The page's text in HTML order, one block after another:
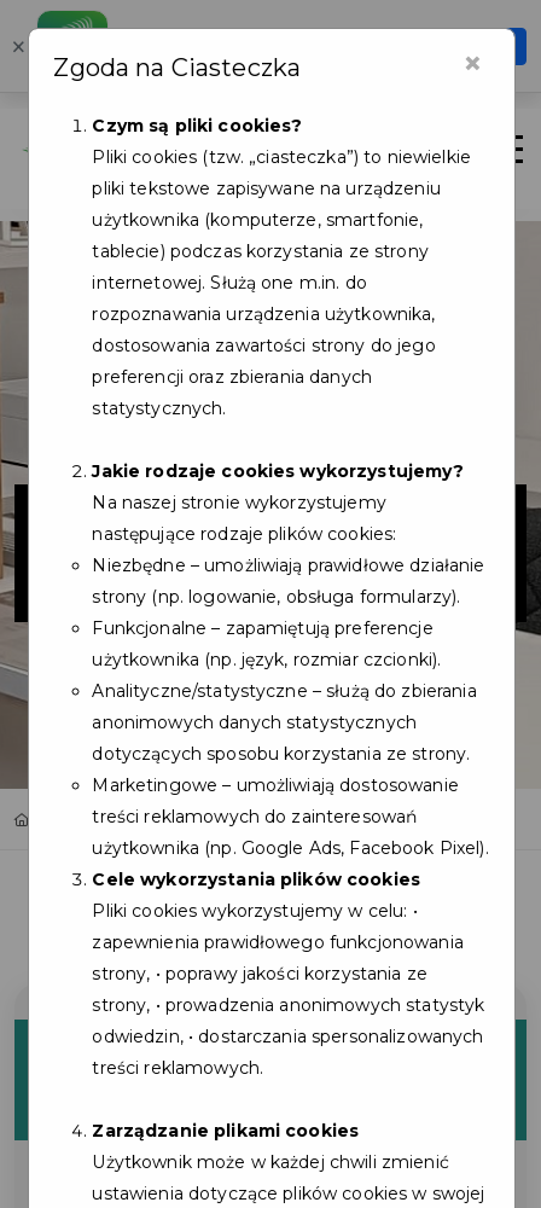
× Karta Mieszkańca
Szybciej, wygodniej, zawsze pod ręką
Zaloguj
Optyk Plus
Pogórze
Oferty Optyk Plus Pogórze
15%
ZNIŻKI
Na zakup okularów korekcyjnych
×
Zgoda na Ciasteczka
Czym są pliki cookies?
Pliki cookies (tzw. „ciasteczka”) to niewielkie
pliki tekstowe zapisywane na urządzeniu
użytkownika (komputerze, smartfonie,
tablecie) podczas korzystania ze strony
internetowej. Służą one m.in. do
rozpoznawania urządzenia użytkownika,
dostosowania zawartości strony do jego
preferencji oraz zbierania danych
statystycznych.
Jakie rodzaje cookies wykorzystujemy?
Na naszej stronie wykorzystujemy
następujące rodzaje plików cookies:
Niezbędne – umożliwiają prawidłowe działanie
strony (np. logowanie, obsługa formularzy).
Funkcjonalne – zapamiętują preferencje
użytkownika (np. język, rozmiar czcionki).
Analityczne/statystyczne – służą do zbierania
anonimowych danych statystycznych
dotyczących sposobu korzystania ze strony.
Marketingowe – umożliwiają dostosowanie
treści reklamowych do zainteresowań
użytkownika (np. Google Ads, Facebook Pixel).
Cele wykorzystania plików cookies
Pliki cookies wykorzystujemy w celu: •
zapewnienia prawidłowego funkcjonowania
strony, • poprawy jakości korzystania ze
strony, • prowadzenia anonimowych statystyk
odwiedzin, • dostarczania spersonalizowanych
treści reklamowych.
Zarządzanie plikami cookies
Użytkownik może w każdej chwili zmienić
ustawienia dotyczące plików cookies w swojej